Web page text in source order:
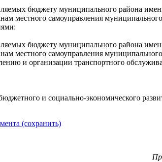
бюджету муниципального района
местного самоуправления
бюджету муниципального района
местного самоуправления
и организации транспортного
и социально-экономического
(сохранить)